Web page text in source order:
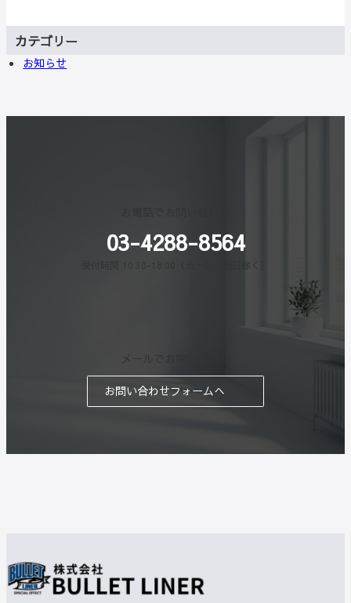
カテゴリー
お知らせ
03-4288-8564
受付時間 10:30-18:00（土・日・祝日除く）
お問い合わせフォームへ